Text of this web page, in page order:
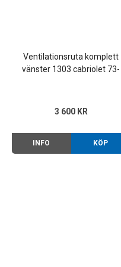
Ventilationsruta komplett
vänster 1303 cabriolet 73-
3 600 KR
INFO KÖP